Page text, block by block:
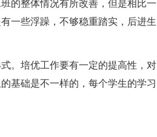
的整体情况有所改善，但是相比一
一些浮躁，不够稳重踏实，后进生
。培优工作要有一定的提高性，对
基础是不一样的，每个学生的学习